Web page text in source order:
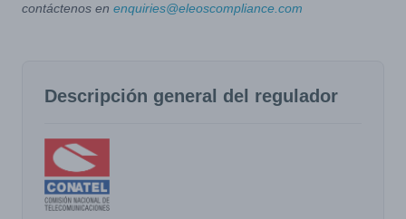
contáctenos en enquiries@eleoscompliance.com
Descripción general del regulador